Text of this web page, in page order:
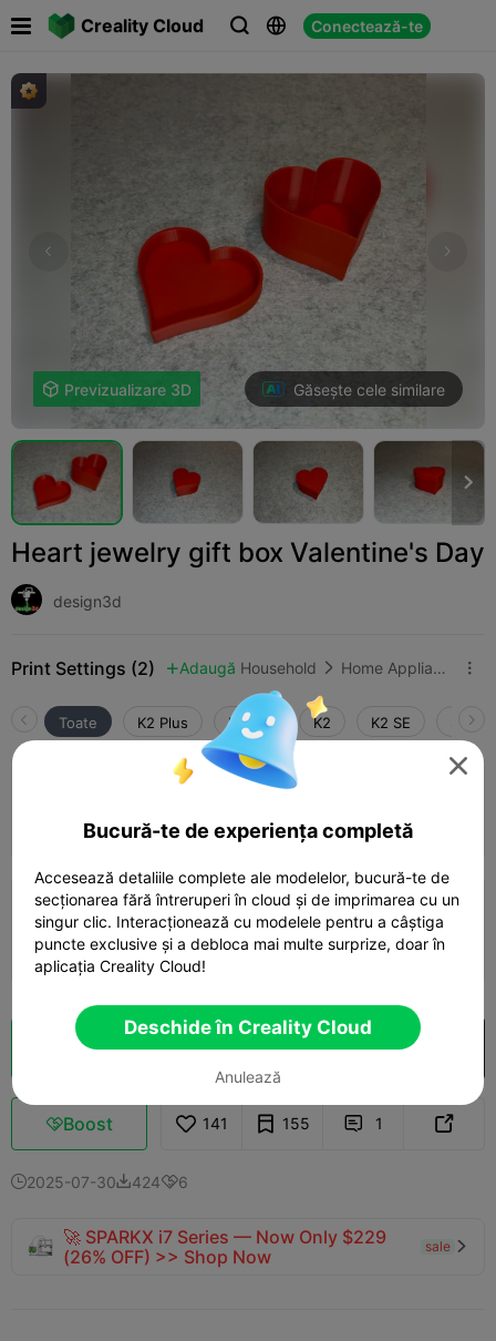
Creality Cloud   Conectează-te
 
 Previzualizare 3D Găsește cele similare

Heart jewelry gift box Valentine's Day
design3d
Print Settings (2)  Adaugă Household  Home Appliance Accessories 
Toate K2 Plus K2 Pro K2 K2 SE
0.2mm layer, 2 walls, 15% infill
Autor 50m 29s   20.66g
0.2mm layer, 2 walls, 15% infill
 44m 35s  1 plates  20.41g
 5.0
Secționare Cloud Deschide în Creality Cloud
Boost 141 155  1 
2025-07-304246
🚀 SPARKX i7 Series — Now Only $229
(26% OFF) >> Shop Now
sale 

Bucură-te de experiența completă
Accesează detaliile complete ale modelelor, bucură-te de
secționarea fără întreruperi în cloud și de imprimarea cu un
singur clic. Interacționează cu modelele pentru a câștiga
puncte exclusive și a debloca mai multe surprize, doar în
aplicația Creality Cloud!
Deschide în Creality Cloud
Anulează